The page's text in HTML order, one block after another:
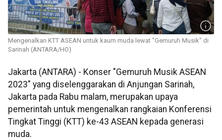
Mengenalkan KTT ASEAN untuk kaum muda lewat "Gemuruh Musik" di
Sarinah (ANTARA/HO)
Jakarta (ANTARA) - Konser "Gemuruh Musik ASEAN
2023" yang diselenggarakan di Anjungan Sarinah,
Jakarta pada Rabu malam, merupakan upaya
pemerintah untuk mengenalkan rangkaian Konferensi
Tingkat Tinggi (KTT) ke-43 ASEAN kepada generasi
muda.